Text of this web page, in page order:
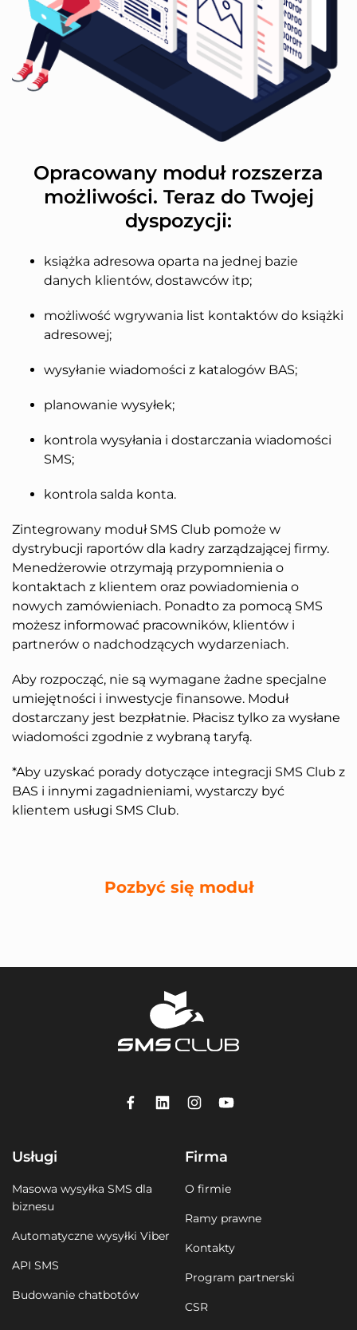
Opracowany moduł rozszerza
możliwości. Teraz do Twojej
dyspozycji:
książka adresowa oparta na jednej bazie
danych klientów, dostawców itp;
możliwość wgrywania list kontaktów do książki
adresowej;
wysyłanie wiadomości z katalogów BAS;
planowanie wysyłek;
kontrola wysyłania i dostarczania wiadomości
SMS;
kontrola salda konta.
Zintegrowany moduł SMS Club pomoże w
dystrybucji raportów dla kadry zarządzającej firmy.
Menedżerowie otrzymają przypomnienia o
kontaktach z klientem oraz powiadomienia o
nowych zamówieniach. Ponadto za pomocą SMS
możesz informować pracowników, klientów i
partnerów o nadchodzących wydarzeniach.
Aby rozpocząć, nie są wymagane żadne specjalne
umiejętności i inwestycje finansowe. Moduł
dostarczany jest bezpłatnie. Płacisz tylko za wysłane
wiadomości zgodnie z wybraną taryfą.
*Aby uzyskać porady dotyczące integracji SMS Club z
BAS i innymi zagadnieniami, wystarczy być
klientem usługi SMS Club.
Pozbyć się moduł
Usługi
Masowa wysyłka SMS dla
biznesu
Automatyczne wysyłki Viber
API SMS
Budowanie chatbotów
Firma
O firmie
Ramy prawne
Kontakty
Program partnerski
CSR